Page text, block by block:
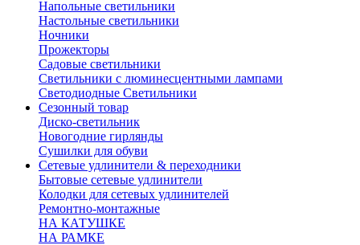
Напольные светильники
Настольные светильники
Ночники
Прожекторы
Садовые светильники
Светильники с люминесцентными лампами
Светодиодные Светильники
Сезонный товар
Диско-светильник
Новогодние гирлянды
Сушилки для обуви
Сетевые удлинители & переходники
Бытовые сетевые удлинители
Колодки для сетевых удлинителей
Ремонтно-монтажные
НА КАТУШКЕ
НА РАМКЕ